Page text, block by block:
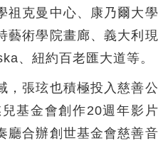
祖克曼中心、康乃爾大學
藝術學院畫廊、義大利現
、紐約百老匯大道等。
，張玹也積極投入慈善公
基金會創作20週年影片
廳合辦創世基金會慈善音